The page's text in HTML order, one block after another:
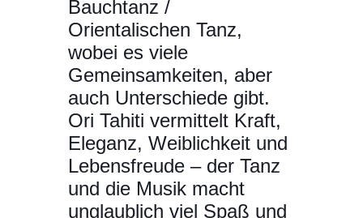
Bauchtanz /
Orientalischen Tanz,
wobei es viele
Gemeinsamkeiten, aber
auch Unterschiede gibt.
Ori Tahiti vermittelt Kraft,
Eleganz, Weiblichkeit und
Lebensfreude – der Tanz
und die Musik macht
unglaublich viel Spaß und